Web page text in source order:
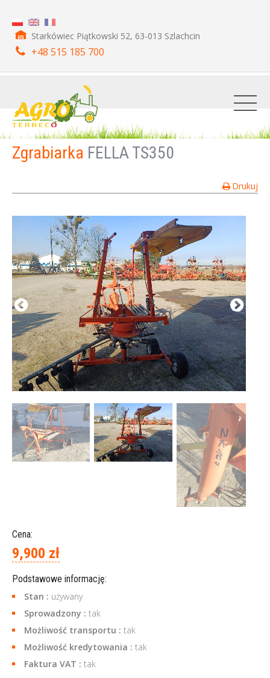
Starkówiec Piątkowski 52, 63-013 Szlachcin
+48 515 185 700
Zgrabiarka FELLA TS350
Drukuj
Cena:
9,900 zł
Podstawowe informację:
Stan : używany
Sprowadzony : tak
Możliwość transportu : tak
Możliwość kredytowania : tak
Faktura VAT : tak